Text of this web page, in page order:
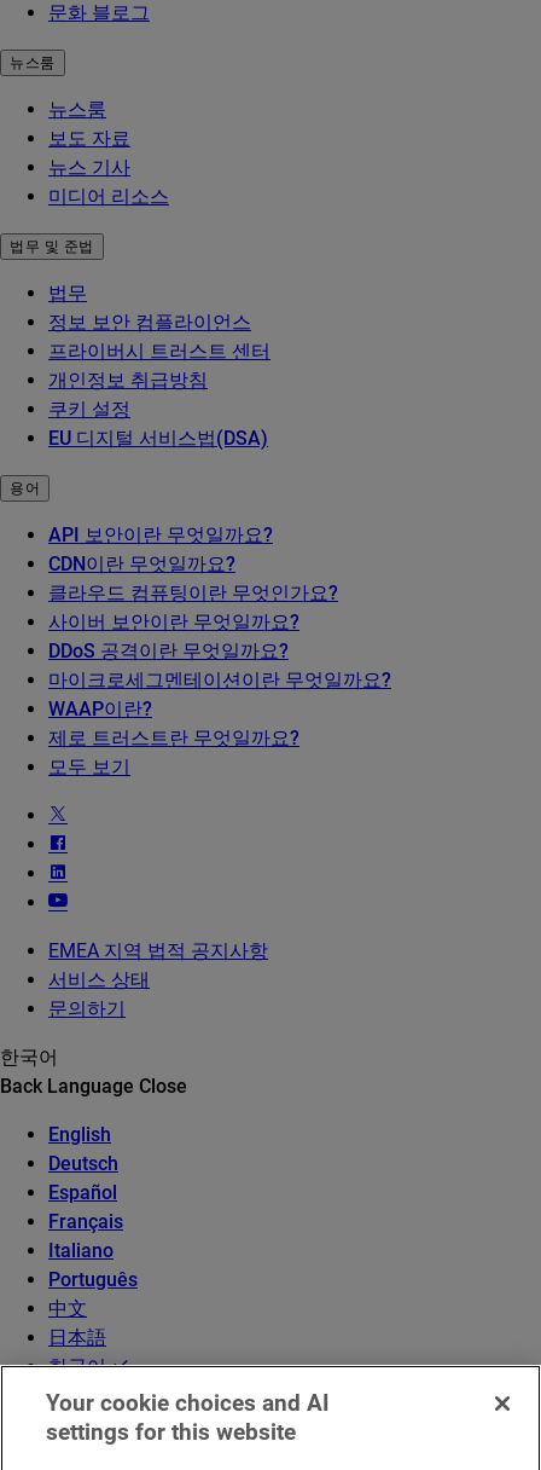
문화 블로그
뉴스룸
뉴스룸
보도 자료
뉴스 기사
미디어 리소스
법무 및 준법
법무
정보 보안 컴플라이언스
프라이버시 트러스트 센터
개인정보 취급방침
쿠키 설정
EU 디지털 서비스법(DSA)
용어
API 보안이란 무엇일까요?
CDN이란 무엇일까요?
클라우드 컴퓨팅이란 무엇인가요?
사이버 보안이란 무엇일까요?
DDoS 공격이란 무엇일까요?
마이크로세그멘테이션이란 무엇일까요?
WAAP이란?
제로 트러스트란 무엇일까요?
모두 보기
EMEA 지역 법적 공지사항
서비스 상태
문의하기
한국어
Back Language Close
English
Deutsch
Español
Français
Italiano
Português
中文
日本語
한국어
Your cookie choices and AI
settings for this website